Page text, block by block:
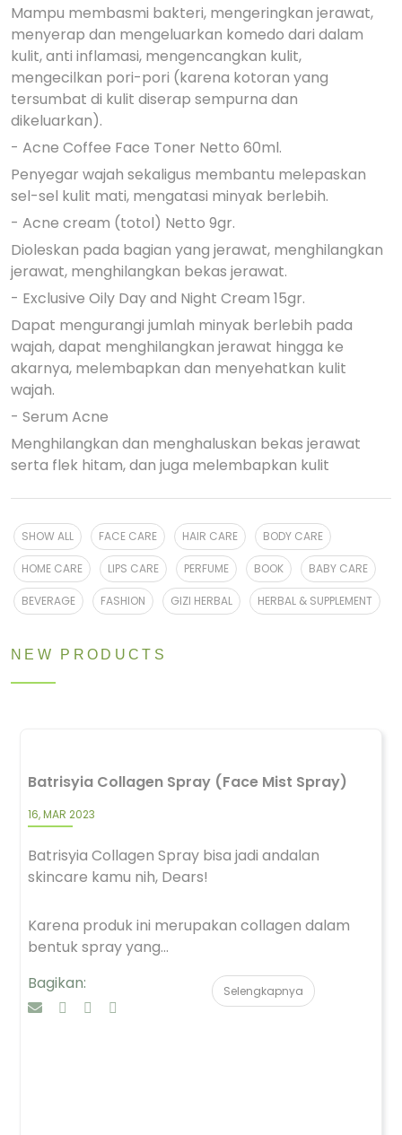
Mampu membasmi bakteri, mengeringkan jerawat,
menyerap dan mengeluarkan komedo dari dalam
kulit, anti inflamasi, mengencangkan kulit,
mengecilkan pori-pori (karena kotoran yang
tersumbat di kulit diserap sempurna dan
dikeluarkan).
- Acne Coffee Face Toner Netto 60ml.
Penyegar wajah sekaligus membantu melepaskan
sel-sel kulit mati, mengatasi minyak berlebih.
- Acne cream (totol) Netto 9gr.
Dioleskan pada bagian yang jerawat, menghilangkan
jerawat, menghilangkan bekas jerawat.
- Exclusive Oily Day and Night Cream 15gr.
Dapat mengurangi jumlah minyak berlebih pada
wajah, dapat menghilangkan jerawat hingga ke
akarnya, melembapkan dan menyehatkan kulit
wajah.
- Serum Acne
Menghilangkan dan menghaluskan bekas jerawat
serta flek hitam, dan juga melembapkan kulit
SHOW ALL FACE CARE HAIR CARE BODY CARE
HOME CARE LIPS CARE PERFUME BOOK BABY CARE
BEVERAGE FASHION GIZI HERBAL HERBAL & SUPPLEMENT
NEW PRODUCTS
Batrisyia Collagen Spray (Face Mist Spray)
16, MAR 2023
Batrisyia Collagen Spray bisa jadi andalan
skincare kamu nih, Dears!
Karena produk ini merupakan collagen dalam
bentuk spray yang...
Bagikan:
Selengkapnya